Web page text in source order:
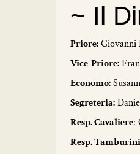
~ Il
Priore:Giovanni
Vice-Priore:
Economo:
Segreteria:
Resp. Cavaliere:
Resp.